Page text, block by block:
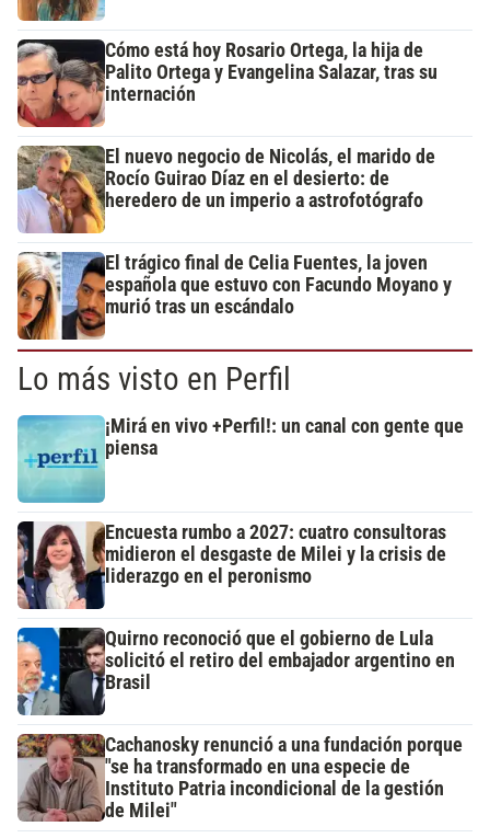
Cómo está hoy Rosario Ortega, la hija de
Palito Ortega y Evangelina Salazar, tras su
internación
El nuevo negocio de Nicolás, el marido de
Rocío Guirao Díaz en el desierto: de
heredero de un imperio a astrofotógrafo
El trágico final de Celia Fuentes, la joven
española que estuvo con Facundo Moyano y
murió tras un escándalo
Lo más visto en Perfil
¡Mirá en vivo +Perfil!: un canal con gente que
piensa
Encuesta rumbo a 2027: cuatro consultoras
midieron el desgaste de Milei y la crisis de
liderazgo en el peronismo
Quirno reconoció que el gobierno de Lula
solicitó el retiro del embajador argentino en
Brasil
Cachanosky renunció a una fundación porque
"se ha transformado en una especie de
Instituto Patria incondicional de la gestión
de Milei"